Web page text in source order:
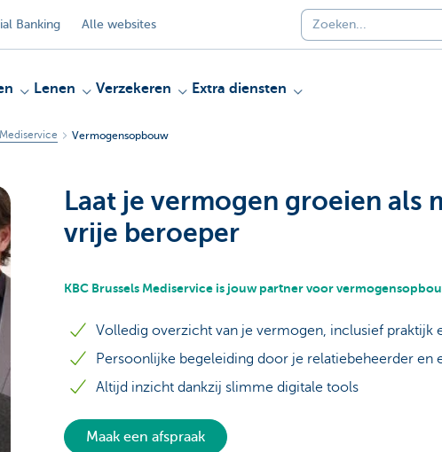
Banking Alle websites
Lenen Verzekeren Extra diensten
Vermogensopbouw
Laat je vermogen groeien als
vrije beroeper
KBC Brussels Mediservice is jouw partner voor
Volledig overzicht van je vermogen, inclusief praktijk
Persoonlijke begeleiding door je relatiebeheerder en
Altijd inzicht dankzij slimme digitale tools
Maak een afspraak